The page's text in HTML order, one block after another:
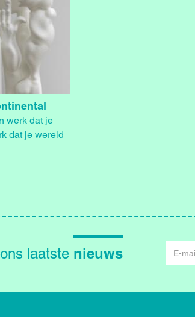
werk dat je
dat je wereld
laatste nieuws